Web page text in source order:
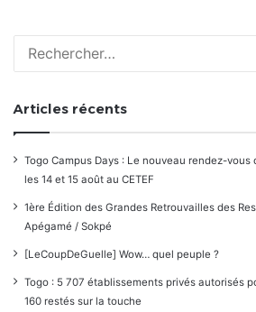
Articles récents
Togo Campus Days : Le nouveau rendez-vous
les 14 et 15 août au CETEF
1ère Édition des Grandes Retrouvailles des
Apégamé / Sokpé
[LeCoupDeGuelle] Wow… quel peuple ?
Togo : 5 707 établissements privés autorisés
160 restés sur la touche